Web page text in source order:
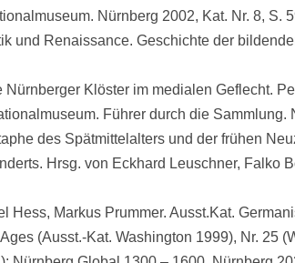
Nürnberg 2002, Kat. Nr. 8, S.
und Renaissance. Geschichte der
Klöster im medialen Geflecht.
Führer durch die Sammlung.
des Spätmittelalters und der frühen
Hrsg. von Eckhard Leuschner, Falko
Markus Prummer. Ausst.Kat.
(Ausst.-Kat. Washington 1999), Nr. 25